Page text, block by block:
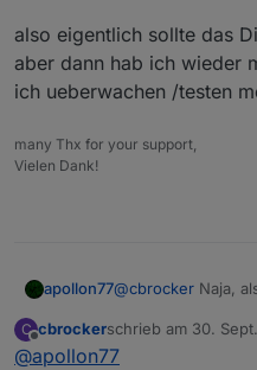
dort
schnell
Und die
sein.
auf: Haltet
Und zwar alle
also eigentlich sollte das
aber dann hab ich wieder
ich ueberwachen /testen
many Thx for your support,
Vielen Dank!
apollon77@cbrocker Naja,
1.) Musst Du auch
aktiviert haben,
C
Offline
cbrockerschrieb am 30.
zuletzt editiert von
@apollon77